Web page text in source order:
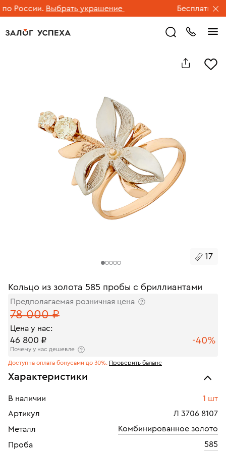
России. Выбрать украшение Бесплатная
17
Кольцо из золота 585 пробы с бриллиантами
Предполагаемая розничная цена
78 000 ₽
Цена у нас:
46 800 ₽ -40%
Почему у нас дешевле
Доступна оплата бонусами до 30%. Проверить баланс
Характеристики
В наличии
1 шт
Артикул
Л 3706 8107
Металл
Комбинированное золото
Проба
585